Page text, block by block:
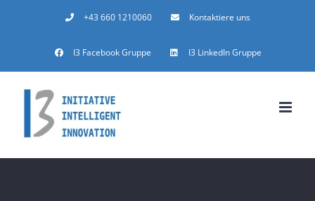
+43 660 1210060 Kontaktiere uns
I3 Facebook Gruppe I3 LinkedIn Gruppe